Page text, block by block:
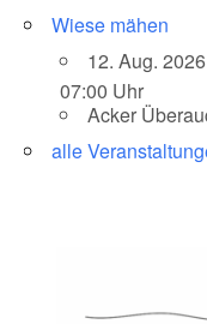
Wiese mähen
12. Aug. 2026
07:00 Uhr
Acker
alle